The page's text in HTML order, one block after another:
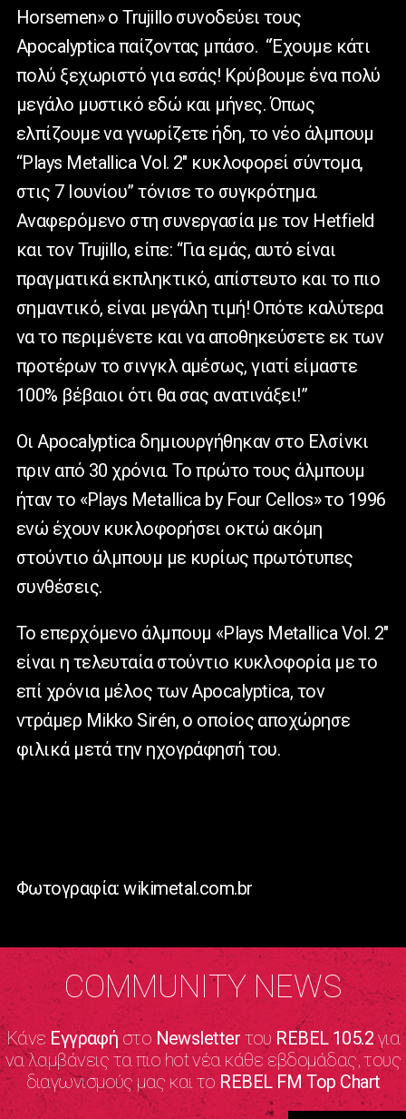
Horsemen» ο Trujillo συνοδεύει τους
Apocalyptica παίζοντας μπάσο. “Έχουμε κάτι
πολύ ξεχωριστό για εσάς! Κρύβουμε ένα πολύ
μεγάλο μυστικό εδώ και μήνες. Όπως
ελπίζουμε να γνωρίζετε ήδη, το νέο άλμπουμ
“Plays Metallica Vol. 2″ κυκλοφορεί σύντομα,
στις 7 Ιουνίου” τόνισε το συγκρότημα.
Αναφερόμενο στη συνεργασία με τον Hetfield
και τον Trujillo, είπε: “Για εμάς, αυτό είναι
πραγματικά εκπληκτικό, απίστευτο και το πιο
σημαντικό, είναι μεγάλη τιμή! Οπότε καλύτερα
να το περιμένετε και να αποθηκεύσετε εκ των
προτέρων το σινγκλ αμέσως, γιατί είμαστε
100% βέβαιοι ότι θα σας ανατινάξει!”
Οι Apocalyptica δημιουργήθηκαν στο Ελσίνκι
πριν από 30 χρόνια. Το πρώτο τους άλμπουμ
ήταν το «Plays Metallica by Four Cellos» το 1996
ενώ έχουν κυκλοφορήσει οκτώ ακόμη
στούντιο άλμπουμ με κυρίως πρωτότυπες
συνθέσεις.
Το επερχόμενο άλμπουμ «Plays Metallica Vol. 2″
είναι η τελευταία στούντιο κυκλοφορία με το
επί χρόνια μέλος των Apocalyptica, τον
ντράμερ Mikko Sirén, ο οποίος αποχώρησε
φιλικά μετά την ηχογράφησή του.
Φωτογραφία: wikimetal.com.br
COMMUNITY NEWS
Κάνε Εγγραφήστο NewsletterτουREBEL 105.2για
να λαμβάνεις τα πιο hot νέα κάθε εβδομάδας, τους
διαγωνισμούς μας και το REBEL FM Top Chart